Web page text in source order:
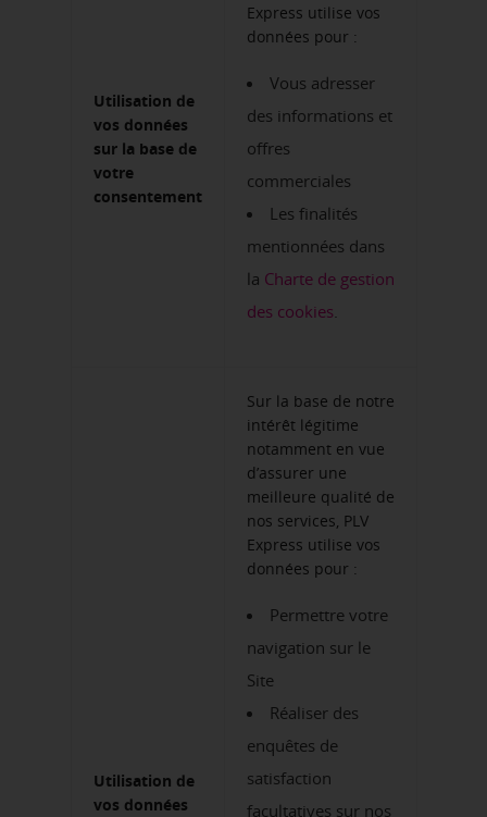
Utilisation de
vos données
sur la base de
votre
consentement
Express utilise vos
données pour :
Vous adresser
des informations et
offres
commerciales
Les finalités
mentionnées dans
la Charte de gestion
des cookies.
Utilisation de
vos données
Sur la base de notre
intérêt légitime
notamment en vue
d’assurer une
meilleure qualité de
nos services, PLV
Express utilise vos
données pour :
Permettre votre
navigation sur le
Site
Réaliser des
enquêtes de
satisfaction
facultatives sur nos